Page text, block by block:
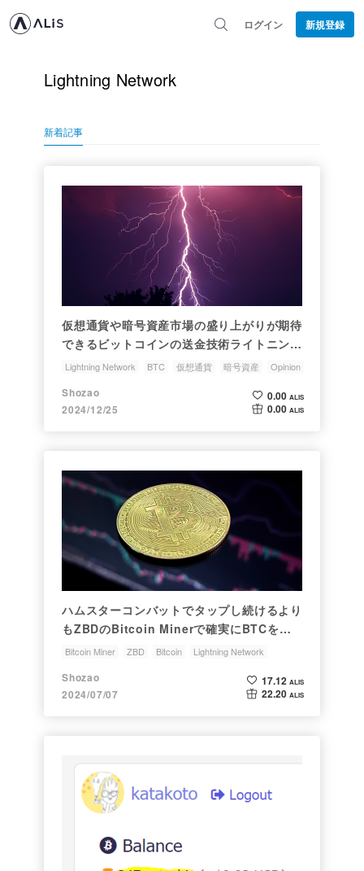
ログイン 新規登録
Lightning Network
新着記事
仮想通貨や暗号資産市場の盛り上がりが期待
できるビットコインの送金技術ライトニング
ネットワーク(Lightning Network)
Lightning Network BTC 仮想通貨 暗号資産 Opinion
Shozao
2024/12/25
0.00 ALIS
0.00 ALIS
ハムスターコンバットでタップし続けるより
もZBDのBitcoin Minerで確実にBTCを増
やしませんか？
Bitcoin Miner ZBD Bitcoin
Lightning Network
Hamster Kombat
Shozao
2024/07/07
17.12 ALIS
22.20 ALIS